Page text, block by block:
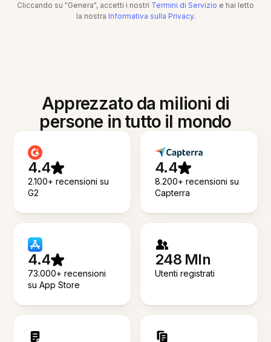
Cliccando su "Genera", accetti i nostri Termini di Servizio e hai letto
la nostra Informativa sulla Privacy.
Apprezzato da milioni di
persone in tutto il mondo
4.4
2.100+ recensioni su
G2
4.4
8.200+ recensioni su
Capterra
4.4
73.000+ recensioni
su App Store
248 Mln
Utenti registrati